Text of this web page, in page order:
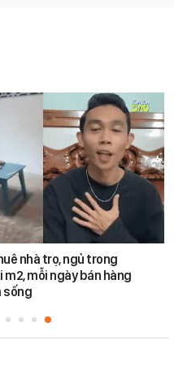
nhà trọ, ngủ trong
m2, mỗi ngày bán hàng
sống